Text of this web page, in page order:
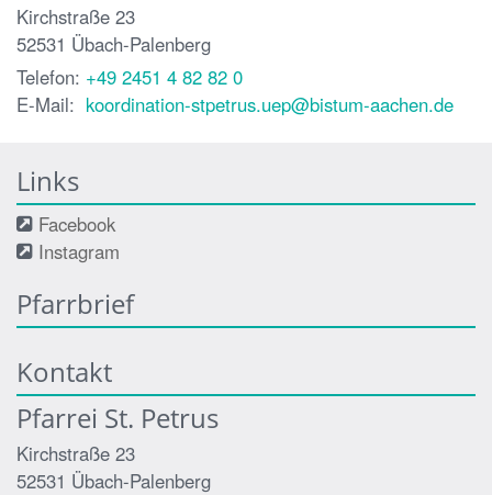
Kirchstraße 23
52531 Übach-Palenberg
Telefon: +49 2451 4 82 82 0
E-Mail: koordination-stpetrus.uep@bistum-aachen.de
Links
Facebook
Instagram
Pfarrbrief
Kontakt
Pfarrei St. Petrus
Kirchstraße 23
52531 Übach-Palenberg